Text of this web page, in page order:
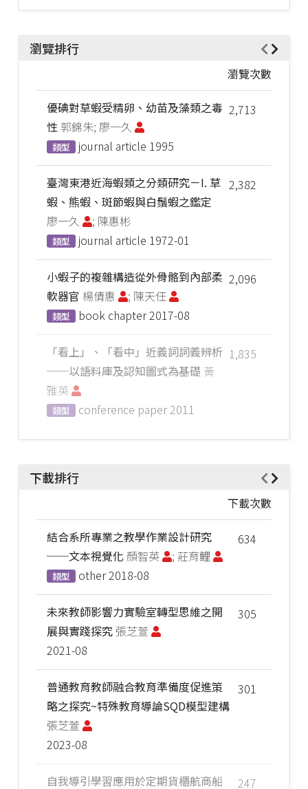
瀏覽排行
瀏覽次數
2,713
優碘對草蝦受精卵、幼苗及藻類之毒
性 郭錦朱; 廖一久
類型 journal article 1995
2,382
臺灣東港近海蝦類之分類研究－I. 草
蝦、熊蝦、斑節蝦與白鬚蝦之鑑定
廖一久
; 陳惠彬
類型 journal article 1972-01
2,096
小蝦子的複雜構造從外骨骼到內部柔
軟器官 楊倩惠 ; 陳天任
類型 book chapter2017-08
1,835
「看上」、「看中」近義詞詞義辨析
──以語料庫及認知圖式為基礎 黃
雅英
類型 conference paper2011
下載排行
下載次數
634
結合系所專業之教學作業設計研究
──文本視覺化 顏智英 ; 莊育鲤
類型 other2018-08
305
未來教師影響力實驗室轉型思維之開
展與實踐探究 張芝萱
2021-08
301
普通教育教師融合教育準備度促進策
略之探究~特殊教育導論SQD模型建構
張芝萱
2023-08
247
自我導引學習應用於定期貨櫃航商船